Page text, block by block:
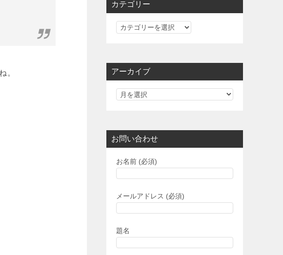
。
カテゴリー
カ
リ
アーカイブ
お問い合わせ
お名前 (必須)
メールアドレス (必須)
題名